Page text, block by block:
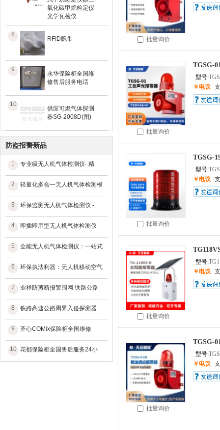
氧化碳甲烷检定仪
光学瓦检仪
8
RFID腕带
9
永华保险柜全国维
修售后服务电话
10
供应可燃气体探测
器SG-2008D(图)
防盗报警新品
1 专业级无人机气体检测仪- 精
2 轻量化多合一无人机气体检测模
3 环保监测无人机气体检测仪 -
4 即插即用型无人机气体检测仪
5 全能无人机气体检测仪：一站式
6 环保执法利器：无人机移动空气
7 业祥防剪断报警围网 铁路公路
8 铁路高速公路周界入侵探测器
9 齐心COMix保险柜全国维修
10 花都保险柜全国售后服务24小
批量询价
批量询价
TGSG-
型号:
￥电议
批量询价
TGSG-
型号:
￥电议
批量询价
型号:
￥电议
批量询价
TGSG-
型号:
￥电议